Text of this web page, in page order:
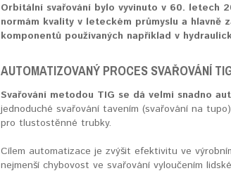
Orbitální svařování bylo vyvinuto v 60. letech
normám kvality v leteckém průmyslu a
komponentů používaných například v
AUTOMATIZOVANÝ PROCES SVAŘOVÁNÍ
Svařování metodou TIG se dá velmi snadno
jednoduché svařování tavením (svařování na
pro tlustostěnné trubky.
Cílem automatizace je zvýšit efektivitu ve
nejmenší chybovost ve svařování vyloučením